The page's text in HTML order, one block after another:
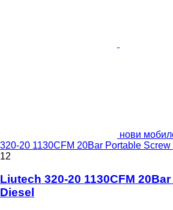
нови
320-20 1130CFM 20Bar Portable Screw
12
Liutech 320-20 1130CFM
Diesel